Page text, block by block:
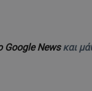
Google Newsκαι